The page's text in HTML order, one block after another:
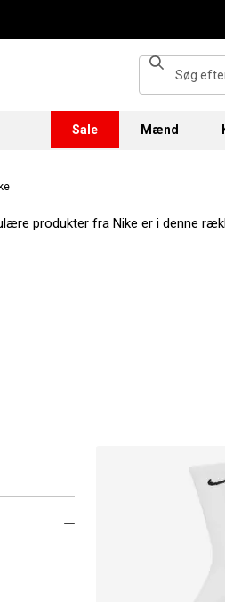
Sale Mænd
produkter fra Nike er i denne
til dig her, inklusive top
brug for en eller to essentielle ting